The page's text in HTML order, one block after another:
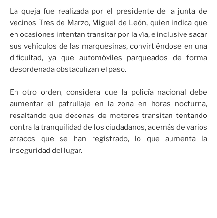
La queja fue realizada por el presidente de la junta de
vecinos Tres de Marzo, Miguel de León, quien indica que
en ocasiones intentan transitar por la vía, e inclusive sacar
sus vehículos de las marquesinas, convirtiéndose en una
dificultad, ya que automóviles parqueados de forma
desordenada obstaculizan el paso.
En otro orden, considera que la policía nacional debe
aumentar el patrullaje en la zona en horas nocturna,
resaltando que decenas de motores transitan tentando
contra la tranquilidad de los ciudadanos, además de varios
atracos que se han registrado, lo que aumenta la
inseguridad del lugar.